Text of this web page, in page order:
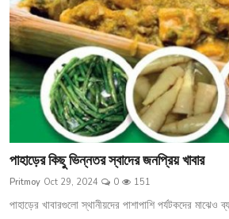
গ্যালারি
পাহাড়ের কিছু ভিন্নতর স্বাদের জনপ্রিয় খাবার
Pritmoy Oct 29, 2024 0 151
পাহাড়ের খাবারগুলো স্থানীয়দের পাশাপাশি পর্যটকদের